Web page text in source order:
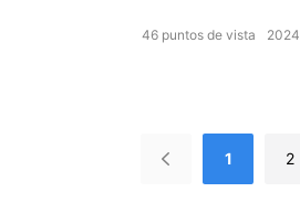
2024
46 puntos de vista
1 2